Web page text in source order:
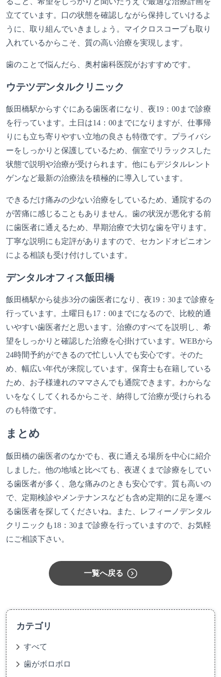
立てています。口の状態を確認しながら保持していけるよ
うに、取り組んでいきましょう。マイクロスコープも取り
入れているからこそ、質の高い治療を実現します。
歯のことで悩んだら、奥村歯科医院がおすすめです。
ウテツデンタルクリニック
飯田橋駅からすぐにある歯医者になり、夜19：00まで診療
を行っています。土日は14：00までになりますが、仕事帰
りにも立ち寄りやすい立地の良さも特徴です。プライバシ
ーをしっかりと保護しているため、個室でリラックスした
状態で説明や治療が受けられます。他にもデジタルレント
ゲンなど最新の治療法を積極的に導入しています。
できるだけ痛みの少ない治療をしているため、通院するの
が苦痛に感じることもありません。歯の状況が悪化する前
に歯医者に通えるため、早期治療で大切な歯を守ります。
丁寧な説明にも定評がありますので、セカンドオピニオン
による相談も受け付けしています。
デンタルオフィス飯田橋
飯田橋駅から徒歩3分の歯医者になり、夜19：30まで診療を
行っています。土曜日も17：00までになるので、比較的通
いやすい歯医者だと思います。治療のすべてを説明し、希
望をしっかりと確認した治療を心掛けています。WEBから
24時間予約ができるので忙しい人でも安心です。そのた
め、幅広い年代が来院しています。保育士も在籍している
ため、お子様連れのママさんでも通院できます。わからな
いをなくしてくれるからこそ、納得して治療が受けられる
のも特徴です。
まとめ
飯田橋の歯医者のなかでも、夜に通える場所を中心に紹介
しました。他の地域と比べても、夜遅くまで診療をしてい
る歯医者が多く、急な痛みのときも安心です。質も高いの
で、定期検診やメンテナンスなども含め定期的に足を運べ
る歯医者を探してくださいね。また、レフィーノデンタル
クリニックも18：30まで診療を行っていますので、お気軽
にご相談下さい。
一覧へ戻る
カテゴリ
すべて
歯がボロボロ